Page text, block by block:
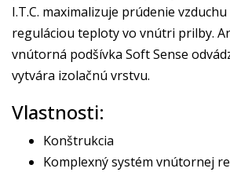
I.T.C. maximalizuje prúdenie
reguláciou teploty vo vnútri prilby.
vnútorná podšívka Soft Sense
vytvára izolačnú vrstvu.
Vlastnosti:
Konštrukcia
Komplexný systém vnútornej